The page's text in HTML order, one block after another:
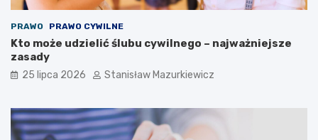
PRAWO PRAWO CYWILNE
Kto może udzielić ślubu cywilnego – najważniejsze
zasady
25 lipca 2026 Stanisław Mazurkiewicz